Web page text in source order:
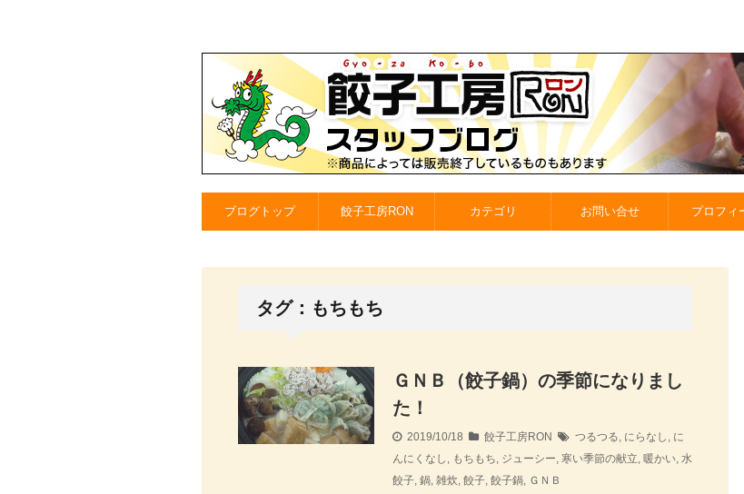
ブログトップ 餃子工房RON カテゴリ お問い合せ プロフィ
タグ：もちもち
ＧＮＢ（餃子鍋）の季節になりまし
た！
2019/10/18 餃子工房RON つるつる, にらなし , に
んにくなし , もちもち, ジューシー, 寒い季節の献立, 暖かい, 水
餃子, 鍋, 雑炊, 餃子, 餃子鍋, ＧＮＢ